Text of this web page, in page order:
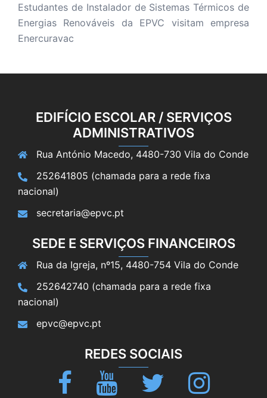
Estudantes de Instalador de Sistemas Térmicos de
Energias Renováveis da EPVC visitam empresa
Enercuravac
EDIFÍCIO ESCOLAR / SERVIÇOS
ADMINISTRATIVOS
Rua António Macedo, 4480-730 Vila do Conde
252641805 (chamada para a rede fixa
nacional)
secretaria@epvc.pt
SEDE E SERVIÇOS FINANCEIROS
Rua da Igreja, nº15, 4480-754 Vila do Conde
252642740 (chamada para a rede fixa
nacional)
epvc@epvc.pt
REDES SOCIAIS
Facebook Youtube Twitter Instagram